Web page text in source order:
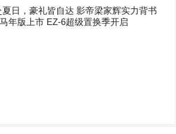
夏日，豪礼皆自达 影帝梁家辉实力背书
年版上市 EZ-6超级置换季开启